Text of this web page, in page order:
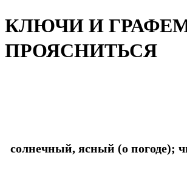
КЛЮЧИ И
ПРОЯСНИТЬСЯ
солнечный, ясный (о погоде);